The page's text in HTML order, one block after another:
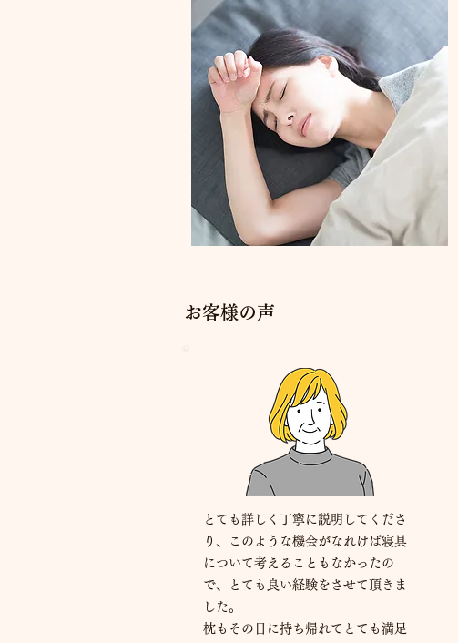
お客様の声
とても詳しく丁寧に説明してくださ
り、このような機会がなれけば寝具
について考えることもなかったの
で、とても良い経験をさせて頂きま
した。
枕もその日に持ち帰れてとても満足